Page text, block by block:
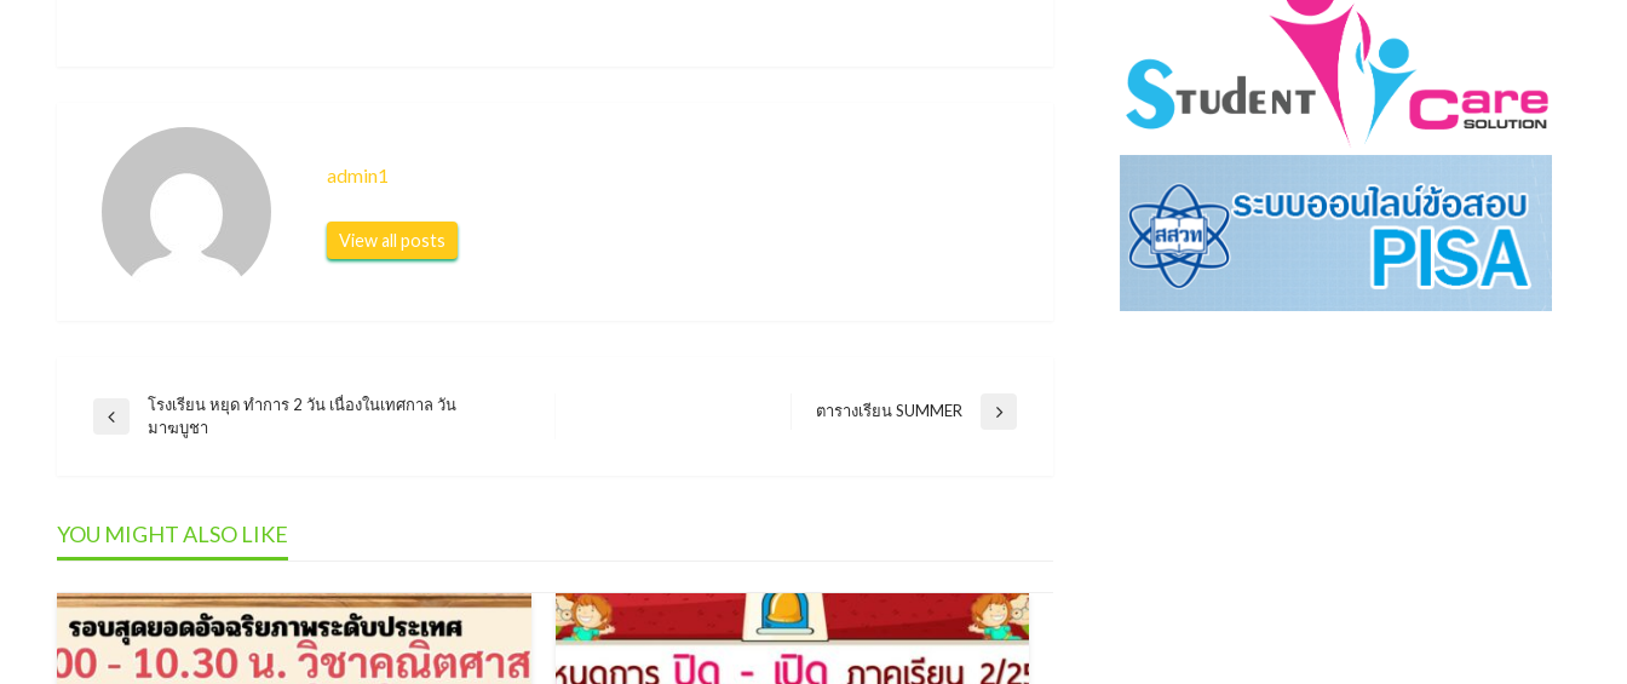
admin1
View all posts
แนะแนว
Previous
โรงเรียน หยุด ทำการ 2 วัน เนื่องในเทศกาล วัน
มาฆบูชา
Next
ตารางเรียน SUMMER
YOU MIGHT ALSO LIKE